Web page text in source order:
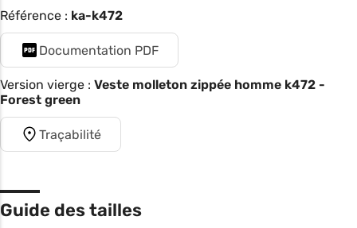
Référence : ka-k472
Documentation PDF
Version vierge : Veste molleton zippée homme k472 -
Forest green
Traçabilité
Guide des tailles